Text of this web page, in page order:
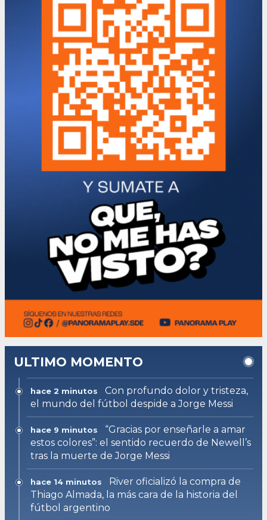
ULTIMO MOMENTO
hace 2 minutos
Con profundo dolor y tristeza,
el mundo del fútbol despide a Jorge Messi
hace 9 minutos
“Gracias por enseñarle a amar
estos colores”: el sentido recuerdo de Newell’s
tras la muerte de Jorge Messi
hace 14 minutos
River oficializó la compra de
Thiago Almada, la más cara de la historia del
fútbol argentino